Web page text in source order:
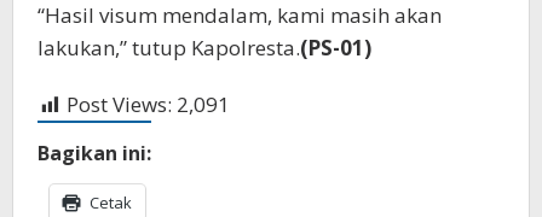
“Hasil visum mendalam, kami masih akan
lakukan,” tutup Kapolresta.(PS-01)
Post Views: 2,091
Bagikan ini:
Cetak